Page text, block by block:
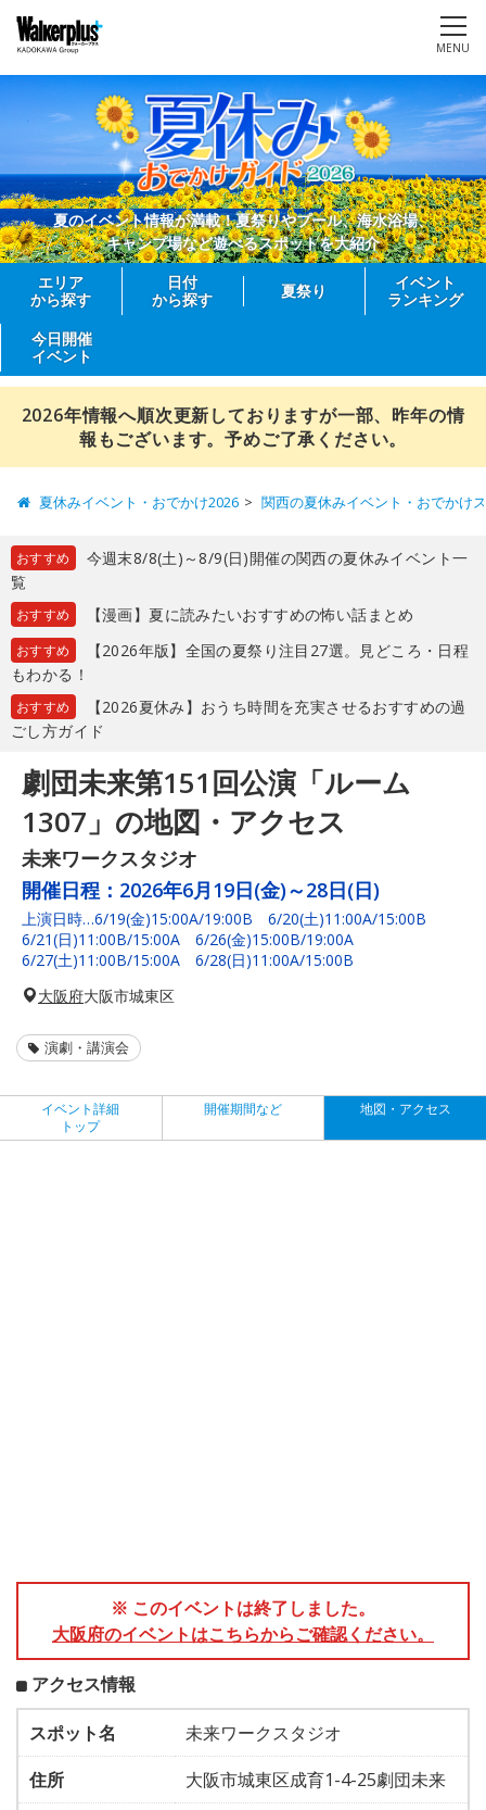
MENU
夏のイベント情報が満載！夏祭りやプール、海水浴場、
キャンプ場など遊べるスポットを大紹介
エリア
から探す
日付
から探す
夏祭り
イベント
ランキング
今日開催
イベント
2026年情報へ順次更新しておりますが一部、昨年の情
報もございます。予めご了承ください。
夏休みイベント・おでかけ2026 関西の夏休みイベント・おでかけ
おすすめ
今週末8/8(土)～8/9(日)開催の関西の夏休みイベント一
覧
おすすめ 【漫画】夏に読みたいおすすめの怖い話まとめ
おすすめ
【2026年版】全国の夏祭り注目27選。見どころ・日程
もわかる！
おすすめ
【2026夏休み】おうち時間を充実させるおすすめの過
ごし方ガイド
劇団未来第151回公演「ルーム
1307」の地図・アクセス
未来ワークスタジオ
開催日程： 2026年6月19日(金)～28日(日)
上演日時…6/19(金)15:00A/19:00B 6/20(土)11:00A/15:00B
6/21(日)11:00B/15:00A 6/26(金)15:00B/19:00A
6/27(土)11:00B/15:00A 6/28(日)11:00A/15:00B
大阪府大阪市城東区
演劇・講演会
イベント詳細
トップ
開催期間など 地図・アクセス
※ このイベントは終了しました。
大阪府のイベントはこちらからご確認ください。
アクセス情報
スポット名
未来ワークスタジオ
住所
大阪市城東区成育1-4-25劇団未来